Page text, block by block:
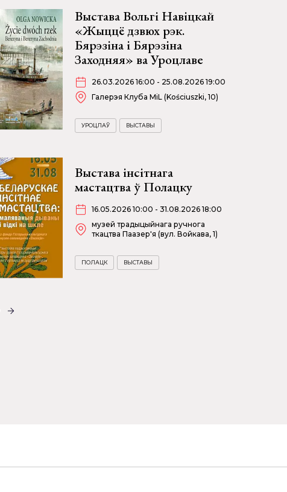
Выстава Вольгі Навіцкай
«Жыццё дзвюх рэк.
Бярэзіна і Бярэзіна
Заходняя» ва Уроцлаве
26.03.2026 16:00 - 25.08.2026 19:00
Галерэя Клуба MiL (Kościuszki, 10)
УРОЦЛАЎ ВЫСТАВЫ
Выстава інсітнага
мастацтва ў Полацку
16.05.2026 10:00 - 31.08.2026 18:00
музей традыцыйнага ручнога
ткацтва Паазер'я (вул. Войкава, 1)
ПОЛАЦК ВЫСТАВЫ